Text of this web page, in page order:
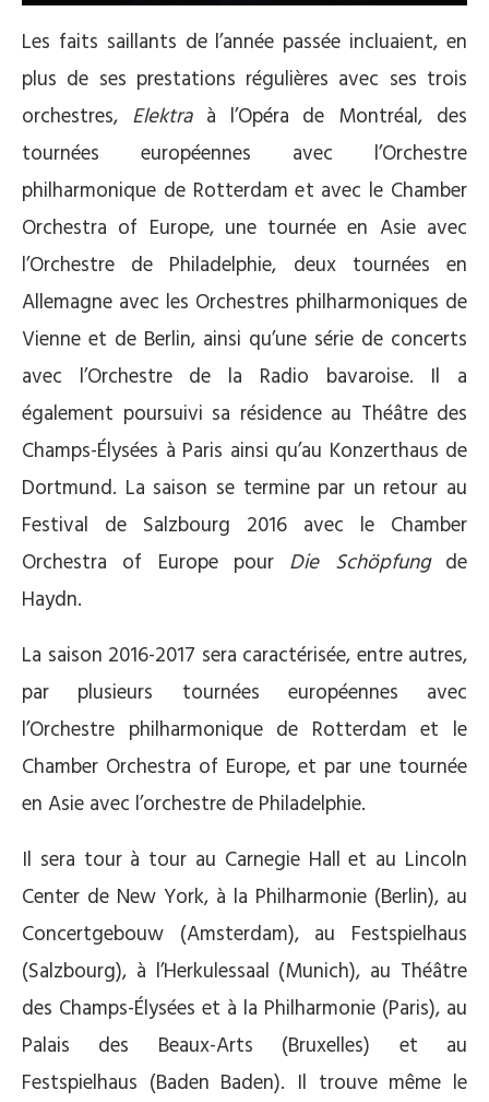
Les faits saillants de l’année passée incluaient, en
plus de ses prestations régulières avec ses trois
orchestres, Elektraà l’Opéra de Montréal, des
tournées européennes avec l’Orchestre
philharmonique de Rotterdam et avec le Chamber
Orchestra of Europe, une tournée en Asie avec
l’Orchestre de Philadelphie, deux tournées en
Allemagne avec les Orchestres philharmoniques de
Vienne et de Berlin, ainsi qu’une série de concerts
avec l’Orchestre de la Radio bavaroise. Il a
également poursuivi sa résidence au Théâtre des
Champs-Élysées à Paris ainsi qu’au Konzerthaus de
Dortmund. La saison se termine par un retour au
Festival de Salzbourg 2016 avec le Chamber
Orchestra of Europe pour Die Schöpfungde
Haydn.
La saison 2016-2017 sera caractérisée, entre autres,
par plusieurs tournées européennes avec
l’Orchestre philharmonique de Rotterdam et le
Chamber Orchestra of Europe, et par une tournée
en Asie avec l’orchestre de Philadelphie.
Il sera tour à tour au Carnegie Hall et au Lincoln
Center de New York, à la Philharmonie (Berlin), au
Concertgebouw (Amsterdam), au Festspielhaus
(Salzbourg), à l’Herkulessaal (Munich), au Théâtre
des Champs-Élysées et à la Philharmonie (Paris), au
Palais des Beaux-Arts (Bruxelles) et au
Festspielhaus (Baden Baden). Il trouve même le